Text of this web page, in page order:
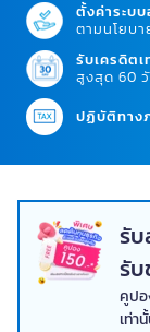
ตั้งค่าระบ
ตามนโยบ
รับเครดิตเ
สูงสุด 60
ปฏิบัติทาง
รับ
รับ
คูปอ
เท่า